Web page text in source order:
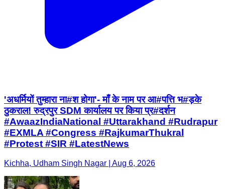
'अधर्मियों तुम्हारा ना#श होगा'- माँ के नाम पर आ#पत्ति भ#ड़के
ठुकराल! रुद्रपुर SDM कार्यालय पर किया प्र#दर्शन
#AwaazIndiaNational #Uttarakhand #Rudrapur
#EXMLA #Congress #RajkumarThukral
#Protest #SIR #LatestNews
Kichha, Udham Singh Nagar | Aug 6, 2026